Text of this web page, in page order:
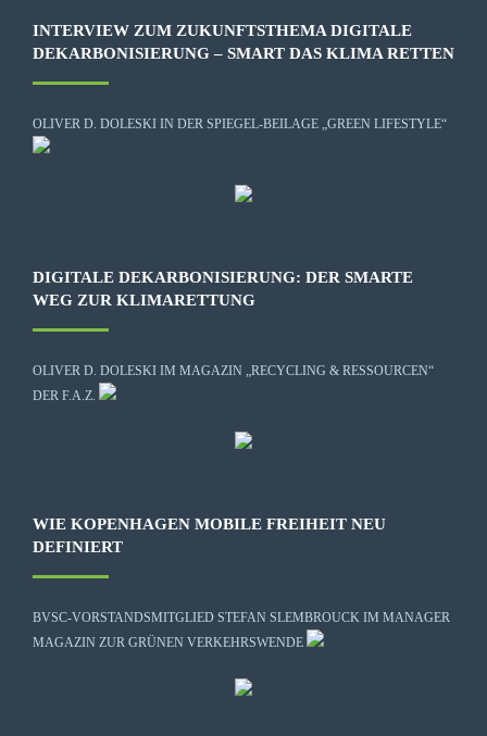
INTERVIEW ZUM ZUKUNFTSTHEMA DIGITALE
DEKARBONISIERUNG – SMART DAS KLIMA RETTEN
OLIVER D. DOLESKI IN DER SPIEGEL-BEILAGE „GREEN LIFESTYLE“
DIGITALE DEKARBONISIERUNG: DER SMARTE
WEG ZUR KLIMARETTUNG
OLIVER D. DOLESKI IM MAGAZIN „RECYCLING & RESSOURCEN“
DER F.A.Z.
WIE KOPENHAGEN MOBILE FREIHEIT NEU
DEFINIERT
BVSC-VORSTANDSMITGLIED STEFAN SLEMBROUCK IM MANAGER
MAGAZIN ZUR GRÜNEN VERKEHRSWENDE